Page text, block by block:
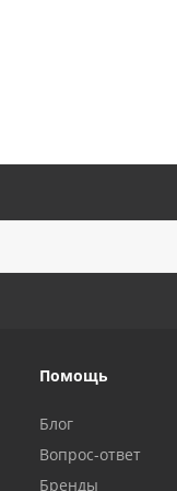
Помощь
Блог
Вопрос-ответ
Бренды